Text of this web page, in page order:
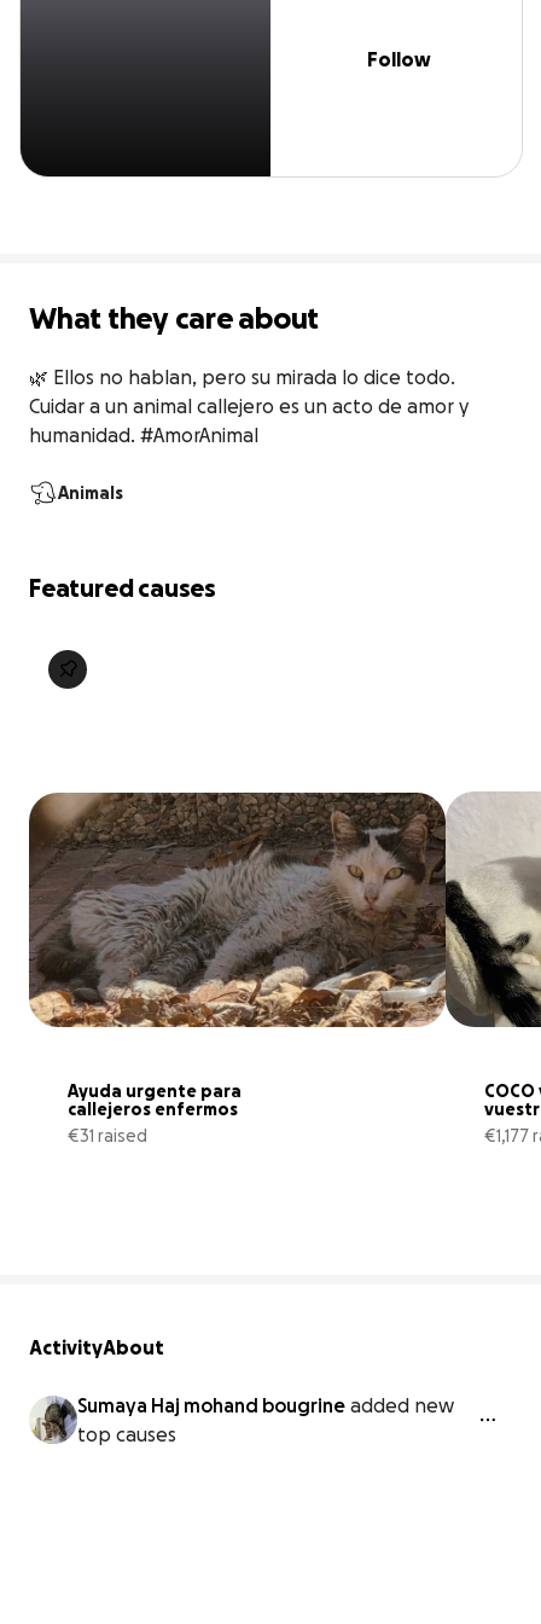
Follow
What they care about
🌿 Ellos no hablan, pero su mirada lo dice todo.
Cuidar a un animal callejero es un acto de amor y
humanidad. #AmorAnimal
Animals
Featured causes
Ayuda urgente para
callejeros enfermos
€31 raised
€1,177
ActivityAbout
Sumaya Haj mohand bougrine added new
top causes